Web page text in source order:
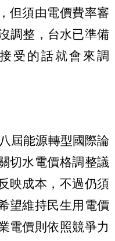
但須由電價費率審
調整，台水已準備
受的話就會來調
屆能源轉型國際論
切水電價格調整議
映成本，不過仍須
望維持民生用電價
電價則依照競爭力